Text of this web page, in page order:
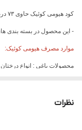
کود هیومی کوئیک حاوی ۷۳ درصد هیومیک اسید و ۱۲ درصد پتاس می باشد.
- این محصول در بسته بندی
موارد مصرف هیومی کوئیک:
محصولات باغی : انواع
صیفی و سبزیجات : گوجه
نظرات